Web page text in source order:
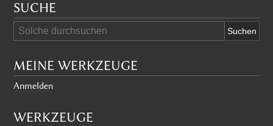
SUCHE
MEINE WERKZEUGE
Anmelden
WERKZEUGE